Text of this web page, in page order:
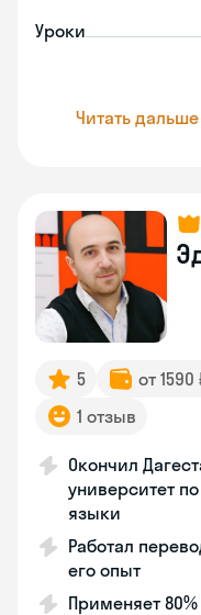
Уроки
Читать дальше
5 от
1 отзыв
Окончил
университет
языки
Работал
его опыт
Применяет